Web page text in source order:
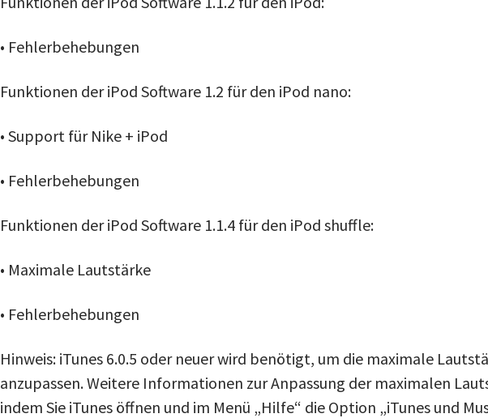
• Fehlerbehebungen
Funktionen der iPod Software 1.2 für den iPod nano:
• Support für Nike + iPod
• Fehlerbehebungen
Funktionen der iPod Software 1.1.4 für den iPod shuffle:
• Maximale Lautstärke
• Fehlerbehebungen
Hinweis: iTunes 6.0.5 oder neuer wird benötigt, um die maximale
anzupassen. Weitere Informationen zur Anpassung der maximalen
indem Sie iTunes öffnen und im Menü „Hilfe“ die Option „iTunes und